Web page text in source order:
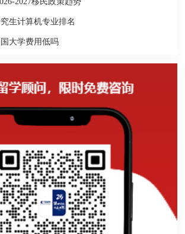
生计算机专业排名
大学费用低吗